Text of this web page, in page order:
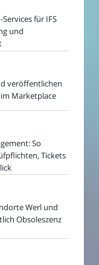
für IFS
und
veröffentlichen
Marketplace
So
Tickets
Werl und
Obsoleszenz